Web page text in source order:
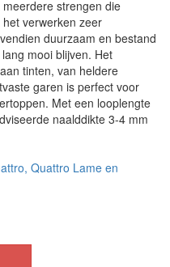
strengen die
verwerken zeer
duurzaam en bestand
mooi blijven. Het
tinten, van heldere
garen is perfect voor
Met een looplengte
naalddikte 3-4 mm
Quattro Lame en